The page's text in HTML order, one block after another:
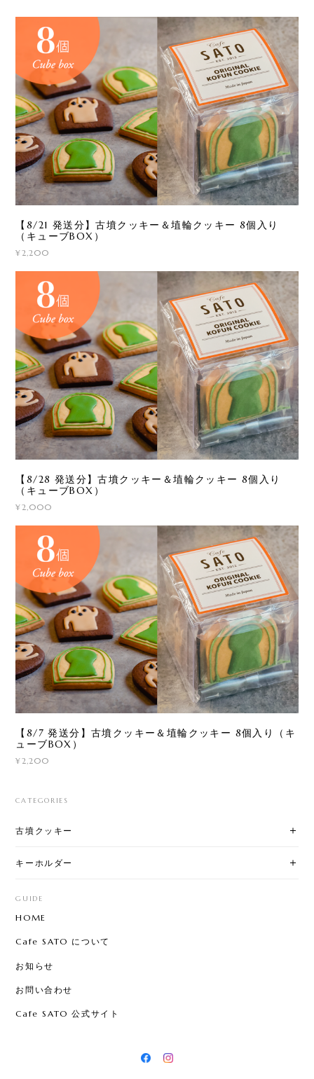
【8/21 発送分】古墳クッキー＆埴輪クッキー 8個入り
（キューブBOX）
¥2,200
【8/28 発送分】古墳クッキー＆埴輪クッキー 8個入り
（キューブBOX）
¥2,000
【8/7 発送分】古墳クッキー＆埴輪クッキー 8個入り（キ
ューブBOX）
¥2,200
CATEGORIES
古墳クッキー
キーホルダー
GUIDE
HOME
Cafe SATO について
お知らせ
お問い合わせ
Cafe SATO 公式サイト